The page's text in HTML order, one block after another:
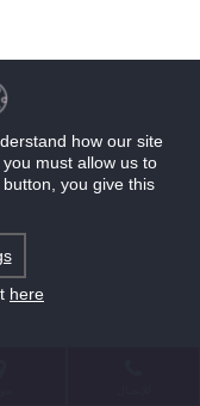
how our site
must allow us to
you give this
here